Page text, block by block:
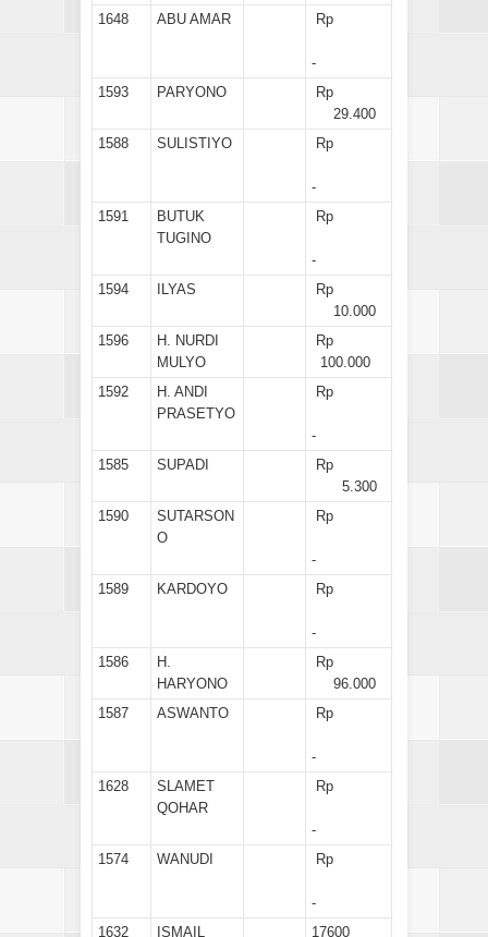
1648 ABU AMAR Rp
-
1593
PARYONO
Rp
29.400
1588
SULISTIYO Rp
-
1591
BUTUK
TUGINO
Rp
-
1594
ILYAS
Rp
10.000
1596
H. NURDI
MULYO
Rp
100.000
1592
H. ANDI
PRASETYO
Rp
-
1585
SUPADI
Rp
5.300
1590
SUTARSON
O
Rp
-
1589
KARDOYO Rp
-
1586
H.
HARYONO
Rp
96.000
1587
ASWANTO Rp
-
1628
SLAMET
QOHAR
Rp
-
1574
WANUDI Rp
-
1632
ISMAIL
17600